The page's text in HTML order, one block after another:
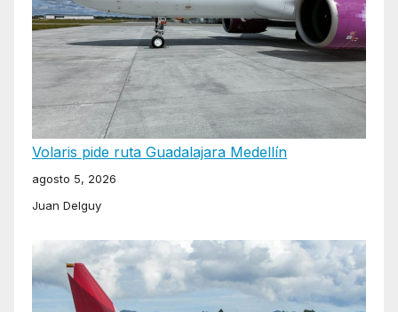
Volaris pide ruta Guadalajara Medellín
agosto 5, 2026
Juan Delguy